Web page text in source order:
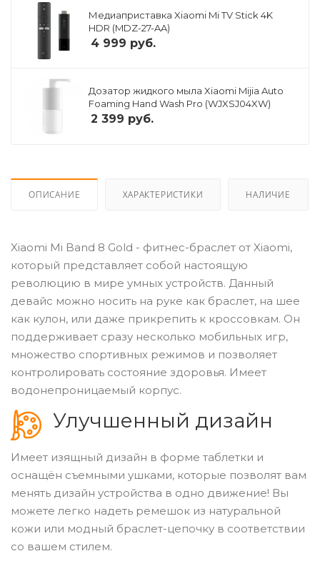
Медиаприставка Xiaomi Mi TV Stick 4K
HDR (MDZ-27-AA)
4 999 руб.
Дозатор жидкого мыла Xiaomi Mijia Auto
Foaming Hand Wash Pro (WJXSJ04XW)
2 399 руб.
ОПИСАНИЕ ХАРАКТЕРИСТИКИ НАЛИЧИЕ
Xiaomi Mi Band 8 Gold - фитнес-браслет от Xiaomi,
который представляет собой настоящую
революцию в мире умных устройств. Данный
девайс можно носить на руке как браслет, на шее
как кулон, или даже прикрепить к кроссовкам. Он
поддерживает сразу несколько мобильных игр,
множество спортивных режимов и позволяет
контролировать состояние здоровья. Имеет
водонепроницаемый корпус.
Улучшенный дизайн
Имеет изящный дизайн в форме таблетки и
оснащён съемными ушками, которые позволят вам
менять дизайн устройства в одно движение! Вы
можете легко надеть ремешок из натуральной
кожи или модный браслет-цепочку в соответствии
со вашем стилем.